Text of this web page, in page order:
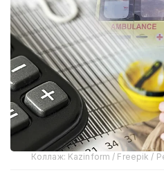
Коллаж: Kazinform / Freepik /